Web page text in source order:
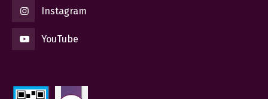
Instagram
YouTube